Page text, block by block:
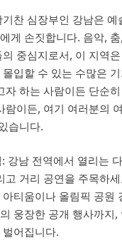
찬 심장부인 강남은 예
게 손짓합니다. 음악,
중심지로서, 이 지역
입할 수 있는 수많은
자 하는 사람이든 단순
람이든, 여기 여러분의
습니다.
강남 전역에서 열리는
고 거리 공연을 주목하
티움이나 올림픽 공원
웅장한 공개 행사까지,
어집니다.